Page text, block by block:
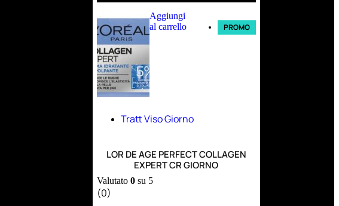
Aggiungi
al carrello
PROMO
Tratt Viso Giorno
LOR DE AGE PERFECT COLLAGEN
EXPERT CR GIORNO
Valutato 0su 5
(0)